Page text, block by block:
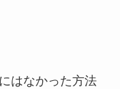
はなかった方法